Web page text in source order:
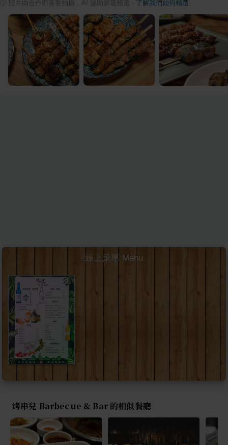
照片由合作部落客拍攝，AI 協助篩選精選 了解我們如何精選
線上菜單 Menu
烤串兒 Barbecue & Bar 的相似餐廳